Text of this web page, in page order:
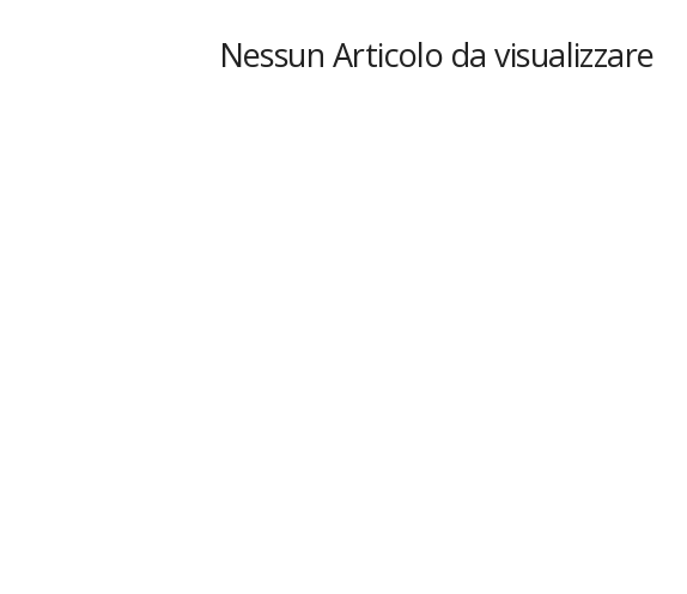
t
Nessun Articolo da visualizzare